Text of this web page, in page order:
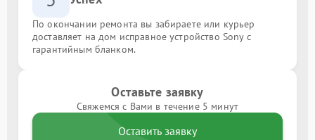
По окончании ремонта вы забираете или курьер
доставляет на дом исправное устройство Sony с
гарантийным бланком.
Оставьте заявку
Свяжемся с Вами в течение 5 минут
Оставить заявку